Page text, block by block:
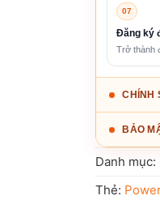
07
Đăng ký
Trở thành
CHÍNH
BẢO
Danh mục:
Thẻ: